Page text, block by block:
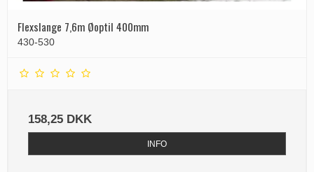
Flexslange 7,6m Øoptil 400mm
430-530
158,25 DKK
INFO